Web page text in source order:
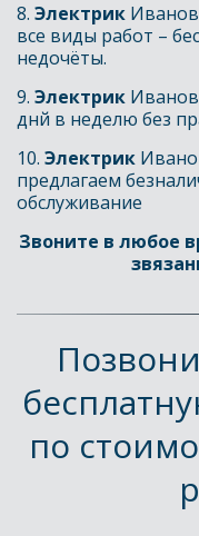
8. Электрик
все виды работ –
недочёты.
9. Электрик
днй в неделю без
10. Электрик
предлагаем
обслуживание
Звоните в любое
по